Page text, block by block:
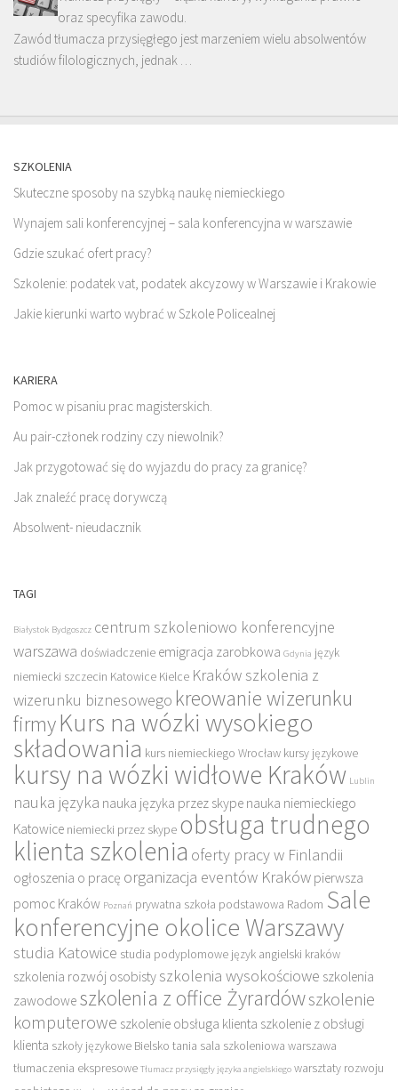
oraz specyfika zawodu.
Zawód tłumacza przysięgłego jest marzeniem wielu absolwentów
studiów filologicznych, jednak …
SZKOLENIA
Skuteczne sposoby na szybką naukę niemieckiego
Wynajem sali konferencyjnej – sala konferencyjna w warszawie
Gdzie szukać ofert pracy?
Szkolenie: podatek vat, podatek akcyzowy w Warszawie i Krakowie
Jakie kierunki warto wybrać w Szkole Policealnej
KARIERA
Pomoc w pisaniu prac magisterskich.
Au pair-członek rodziny czy niewolnik?
Jak przygotować się do wyjazdu do pracy za granicę?
Jak znaleźć pracę dorywczą
Absolwent- nieudacznik
TAGI
Białystok Bydgoszcz centrum szkoleniowo konferencyjne
warszawa doświadczenie emigracja zarobkowa Gdynia język
niemiecki szczecin Katowice Kielce Kraków szkolenia z
wizerunku biznesowego kreowanie wizerunku
firmyKurs na wózki wysokiego
składowania kurs niemieckiego Wrocław kursy językowe
kursy na wózki widłowe Kraków Lublin
nauka języka nauka języka przez skype nauka niemieckiego
Katowice niemiecki przez skype obsługa trudnego
klienta szkolenia oferty pracy w Finlandii
ogłoszenia o pracę organizacja eventów Kraków pierwsza
pomoc Kraków Poznań prywatna szkoła podstawowa Radom Sale
konferencyjne okolice Warszawy
studia Katowice studia podyplomowe język angielski kraków
szkolenia rozwój osobisty szkolenia wysokościowe szkolenia
zawodowe szkolenia z office Żyrardówszkolenie
komputerowe szkolenie obsługa klienta szkolenie z obsługi
klienta szkoły językowe Bielsko tania sala szkoleniowa warszawa
tłumaczenia ekspresowe Tłumacz przysięgły języka angielskiego warsztaty rozwoju